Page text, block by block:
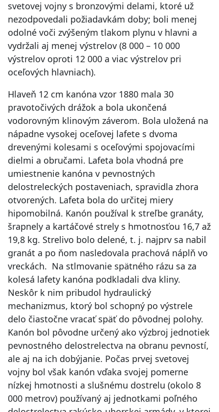
svetovej vojny s bronzovými delami, ktoré už
nezodpovedali požiadavkám doby; boli menej
odolné voči zvýšeným tlakom plynu v hlavni a
vydržali aj menej výstrelov (8 000 – 10 000
výstrelov oproti 12 000 a viac výstrelov pri
oceľových hlavniach).
Hlaveň 12 cm kanóna vzor 1880 mala 30
pravotočivých drážok a bola ukončená
vodorovným klinovým záverom. Bola uložená na
nápadne vysokej oceľovej lafete s dvoma
drevenými kolesami s oceľovými spojovacími
dielmi a obručami. Lafeta bola vhodná pre
umiestnenie kanóna v pevnostných
delostreleckých postaveniach, spravidla zhora
otvorených. Lafeta bola do určitej miery
hipomobilná. Kanón používal k streľbe granáty,
šrapnely a kartáčové strely s hmotnosťou 16,7 až
19,8 kg. Strelivo bolo delené, t. j. najprv sa nabil
granát a po ňom nasledovala prachová náplň vo
vreckách. Na stlmovanie spätného rázu sa za
kolesá lafety kanóna podkladali dva kliny.
Neskôr k nim pribudol hydraulický
mechanizmus, ktorý bol schopný po výstrele
delo čiastočne vracať späť do pôvodnej polohy.
Kanón bol pôvodne určený ako výzbroj jednotiek
pevnostného delostrelectva na obranu pevností,
ale aj na ich dobýjanie. Počas prvej svetovej
vojny bol však kanón vďaka svojej pomerne
nízkej hmotnosti a slušnému dostrelu (okolo 8
000 metrov) používaný aj jednotkami poľného